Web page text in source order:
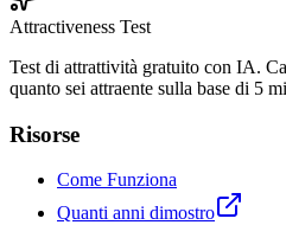
Attractiveness Test
Test di attrattività gratuito con IA.
quanto sei attraente sulla base di 5
Risorse
Come Funziona
Quanti anni dimostro